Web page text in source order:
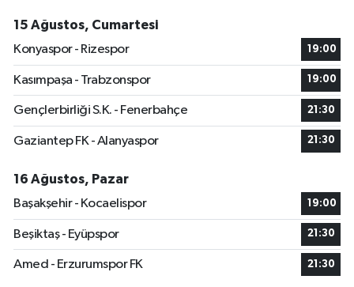
15 Ağustos, Cumartesi
Konyaspor - Rizespor
19:00
Kasımpaşa - Trabzonspor 19:00
Gençlerbirliği S.K. - Fenerbahçe 21:30
Gaziantep FK - Alanyaspor 21:30
16 Ağustos, Pazar
Başakşehir - Kocaelispor
19:00
Beşiktaş - Eyüpspor 21:30
Amed - Erzurumspor FK 21:30